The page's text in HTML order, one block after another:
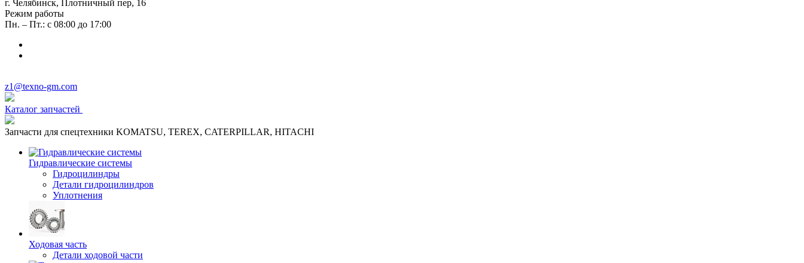
г. Челябинск, Плотничный пер, 16
Режим работы
Пн. – Пт.: с 08:00 до 17:00
z1@texno-gm.com
Каталог запчастей
Запчасти для спецтехники KOMATSU, TEREX, CATERPILLAR, HITACHI
Гидравлические системы
Гидроцилиндры
Детали гидроцилиндров
Уплотнения
Ходовая часть
Детали ходовой части